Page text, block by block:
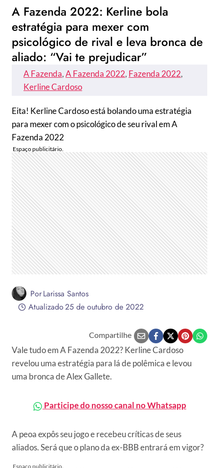
A Fazenda 2022: Kerline bola
estratégia para mexer com
psicológico de rival e leva bronca de
aliado: “Vai te prejudicar”
A Fazenda, A Fazenda 2022, Fazenda 2022
Kerline Cardoso
Eita! Kerline Cardoso está bolando uma estratégia
para mexer com o psicológico de seu rival em A
Fazenda 2022
PorLarissa Santos
Atualizado25 de outubro de 2022
Compartilhe
Vale tudo em A Fazenda 2022? Kerline Cardoso
revelou uma estratégia para lá de polêmica e levou
uma bronca de Alex Gallete.
Participe do nosso canal no Whatsapp
A peoa expôs seu jogo e recebeu críticas de seus
aliados. Será que o plano da ex-BBB entrará em vigor?